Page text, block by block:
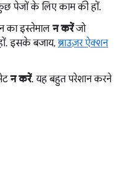
पेजों के लिए काम की हों.
का इस्तेमाल न करेंजो
इसके बजाय, ब्राउज़र ऐक्शन
न करें. यह बहुत परेशान करने